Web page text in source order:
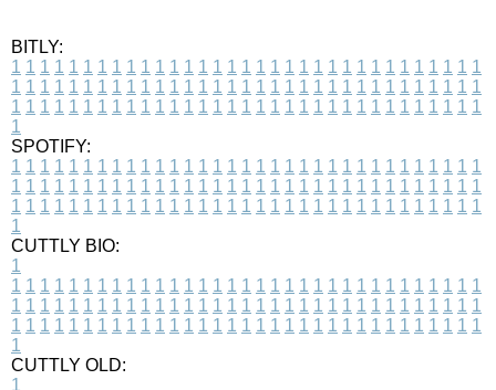
BITLY:
1 1 1 1 1 1 1 1 1 1 1 1 1 1 1 1 1 1 1 1 1 1 1 1 1 1 1 1 1 1 1 1 1
1 1 1 1 1 1 1 1 1 1 1 1 1 1 1 1 1 1 1 1 1 1 1 1 1 1 1 1 1 1 1 1 1
1 1 1 1 1 1 1 1 1 1 1 1 1 1 1 1 1 1 1 1 1 1 1 1 1 1 1 1 1 1 1 1 1
1
SPOTIFY:
1 1 1 1 1 1 1 1 1 1 1 1 1 1 1 1 1 1 1 1 1 1 1 1 1 1 1 1 1 1 1 1 1
1 1 1 1 1 1 1 1 1 1 1 1 1 1 1 1 1 1 1 1 1 1 1 1 1 1 1 1 1 1 1 1 1
1 1 1 1 1 1 1 1 1 1 1 1 1 1 1 1 1 1 1 1 1 1 1 1 1 1 1 1 1 1 1 1 1
1
CUTTLY BIO:
1
1 1 1 1 1 1 1 1 1 1 1 1 1 1 1 1 1 1 1 1 1 1 1 1 1 1 1 1 1 1 1 1 1
1 1 1 1 1 1 1 1 1 1 1 1 1 1 1 1 1 1 1 1 1 1 1 1 1 1 1 1 1 1 1 1 1
1 1 1 1 1 1 1 1 1 1 1 1 1 1 1 1 1 1 1 1 1 1 1 1 1 1 1 1 1 1 1 1 1
1
CUTTLY OLD:
1